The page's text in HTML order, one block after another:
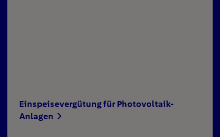
Einspeisevergütung für Photovoltaik-
Anlagen